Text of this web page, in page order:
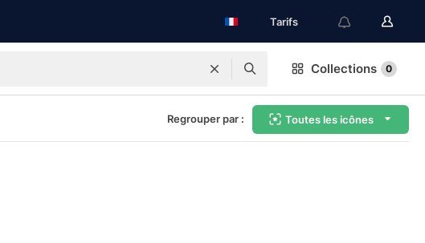
Tarifs
Collections 0
Regrouper par : Toutes les icônes